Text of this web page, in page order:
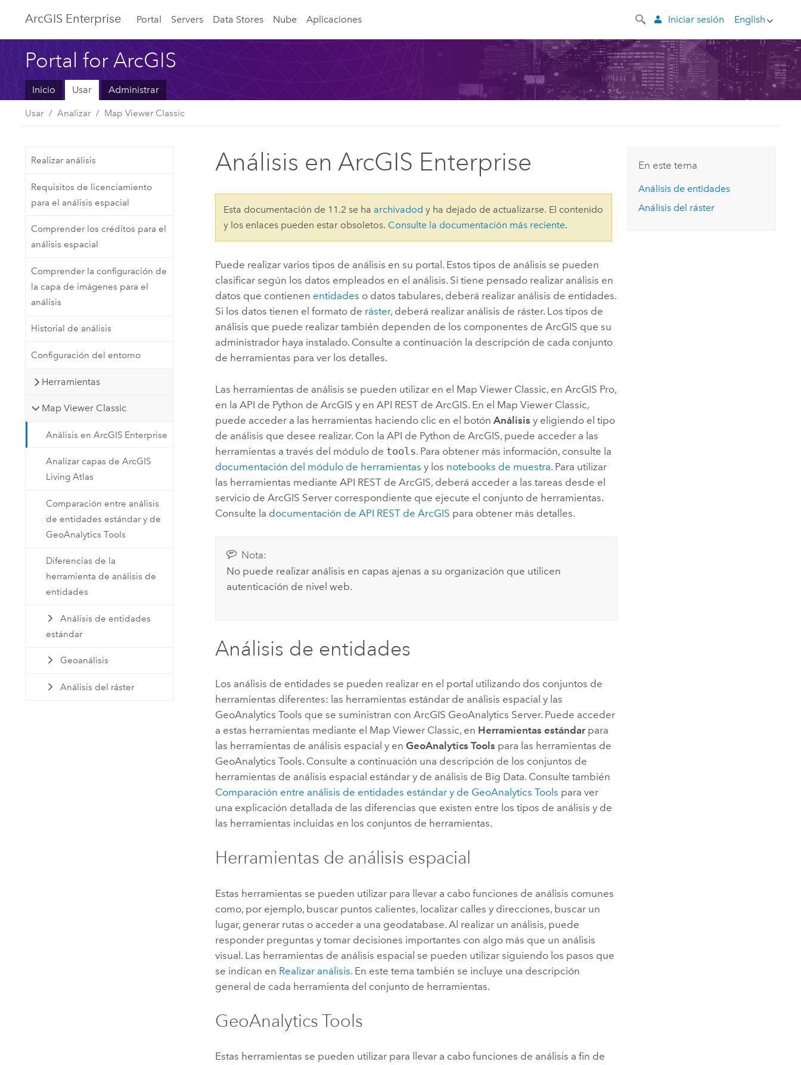
ArcGIS Enterprise Portal Servers Data Stores Nube Aplicaciones English
Iniciar sesión
Portal for ArcGIS
Inicio Usar Administrar
Usar Analizar Map Viewer Classic
Realizar análisis
Requisitos de licenciamiento
para el análisis espacial
Comprender los créditos para el
análisis espacial
Comprender la configuración de
la capa de imágenes para el
análisis
Historial de análisis
Configuración del entorno
Herramientas
Map Viewer Classic
Análisis en ArcGIS Enterprise
Analizar capas de ArcGIS
Living Atlas
Comparación entre análisis
de entidades estándar y de
GeoAnalytics Tools
Diferencias de la
herramienta de análisis de
entidades
Análisis de entidades
estándar
Geoanálisis
Análisis del ráster
Análisis en ArcGIS Enterprise
Esta documentación de 11.2 se ha archivadod y ha dejado de actualizarse. El contenido
y los enlaces pueden estar obsoletos. Consulte la documentación más reciente.
Puede realizar varios tipos de análisis en su portal. Estos tipos de análisis se pueden
clasificar según los datos empleados en el análisis. Si tiene pensado realizar análisis en
datos que contienen entidades o datos tabulares, deberá realizar análisis de entidades.
Si los datos tienen el formato de ráster, deberá realizar análisis de ráster. Los tipos de
análisis que puede realizar también dependen de los componentes de ArcGIS que su
administrador haya instalado. Consulte a continuación la descripción de cada conjunto
de herramientas para ver los detalles.
Las herramientas de análisis se pueden utilizar en el Map Viewer Classic, enArcGIS Pro,
en la API de Python de ArcGIS y enAPI REST de ArcGIS. En el Map Viewer Classic,
puede acceder a las herramientas haciendo clic en el botónAnálisis y eligiendo el tipo
de análisis que desee realizar. Con la API de Python de ArcGIS, puede acceder a las
herramientas a través del módulo de tools. Para obtener más información, consulte la
documentación del módulo de herramientas y los notebooks de muestra. Para utilizar
las herramientas medianteAPI REST de ArcGIS, deberá acceder a las tareas desde el
servicio deArcGIS Server correspondiente que ejecute el conjunto de herramientas.
Consulte la documentación deAPI REST de ArcGIS para obtener más detalles.
Nota:
No puede realizar análisis en capas ajenas a su organización que utilicen
autenticación de nivel web.
Análisis de entidades
Los análisis de entidades se pueden realizar en el portal utilizando dos conjuntos de
herramientas diferentes: las herramientas estándar de análisis espacial y las
GeoAnalytics Tools que se suministran conArcGIS GeoAnalytics Server. Puede acceder
a estas herramientas mediante el Map Viewer Classic, en Herramientas estándar para
las herramientas de análisis espacial y enGeoAnalytics Tools para las herramientas de
GeoAnalytics Tools. Consulte a continuación una descripción de los conjuntos de
herramientas de análisis espacial estándar y de análisis de Big Data. Consulte también
Comparación entre análisis de entidades estándar y de GeoAnalytics Tools para ver
una explicación detallada de las diferencias que existen entre los tipos de análisis y de
las herramientas incluidas en los conjuntos de herramientas.
Herramientas de análisis espacial
Estas herramientas se pueden utilizar para llevar a cabo funciones de análisis comunes
como, por ejemplo, buscar puntos calientes, localizar calles y direcciones, buscar un
lugar, generar rutas o acceder a una geodatabase. Al realizar un análisis, puede
responder preguntas y tomar decisiones importantes con algo más que un análisis
visual. Las herramientas de análisis espacial se pueden utilizar siguiendo los pasos que
se indican en Realizar análisis. En este tema también se incluye una descripción
general de cada herramienta del conjunto de herramientas.
GeoAnalytics Tools
Estas herramientas se pueden utilizar para llevar a cabo funciones de análisis a fin de
En este tema
Análisis de entidades
Análisis del ráster